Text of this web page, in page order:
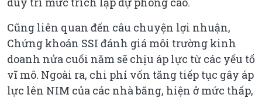
Cũng liên quan đến câu chuyện lợi nhuận,
Chứng khoán SSI đánh giá môi trường kinh
doanh nửa cuối năm sẽ chịu áp lực từ các yếu tố
vĩ mô. Ngoài ra, chi phí vốn tăng tiếp tục gây áp
lực lên NIM của các nhà băng, hiện ở mức thấp,